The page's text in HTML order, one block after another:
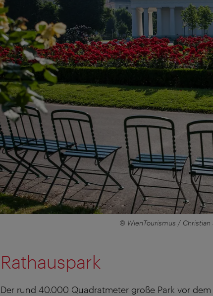
© WienTourismus / Christian
Rathauspark
Der rund 40.000 Quadratmeter große Park vor dem